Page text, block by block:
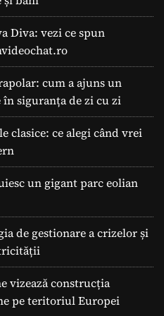
Diva: vezi ce spun
cum a ajuns un
în siguranța de zi cu zi
clasice: ce alegi când vrei
un gigant parc eolian
de gestionare a crizelor și
vizează construcția
pe teritoriul Europei